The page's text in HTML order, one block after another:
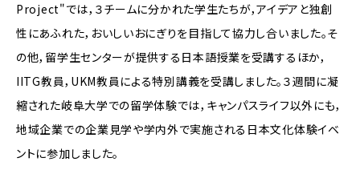
Project"では，３チームに分かれた学生たちが，アイデアと独創
性にあふれた，おいしいおにぎりを目指して協力し合いました。そ
の他，留学生センターが提供する日本語授業を受講するほか，
IITG教員，UKM教員による特別講義を受講しました。３週間に凝
縮された岐阜大学での留学体験では，キャンパスライフ以外にも，
地域企業での企業見学や学内外で実施される日本文化体験イベ
ントに参加しました。